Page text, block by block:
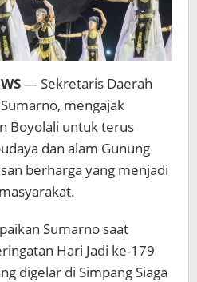
— Sekretaris Daerah
mengajak
Boyolali untuk terus
dan alam Gunung
berharga yang menjadi
Sumarno saat
Hari Jadi ke-179
digelar di Simpang Siaga